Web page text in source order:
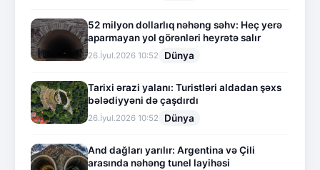
52 milyon dollarlıq nəhəng səhv: Heç yerə
aparmayan yol görənləri heyrətə salır
26.İyul.2026 10:52 Dünya
Tarixi ərazi yalanı: Turistləri aldadan şəxs
bələdiyyəni də çaşdırdı
26.İyul.2026 10:52 Dünya
And dağları yarılır: Argentina və Çili
arasında nəhəng tunel layihəsi